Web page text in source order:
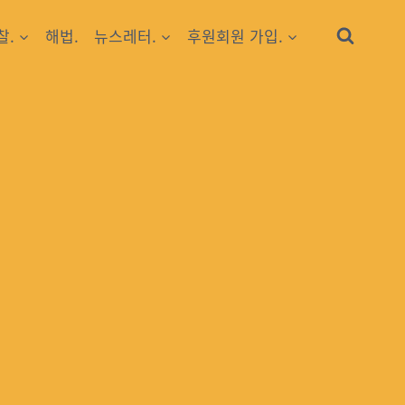
. 해법. 뉴스레터. 후원회원 가입.